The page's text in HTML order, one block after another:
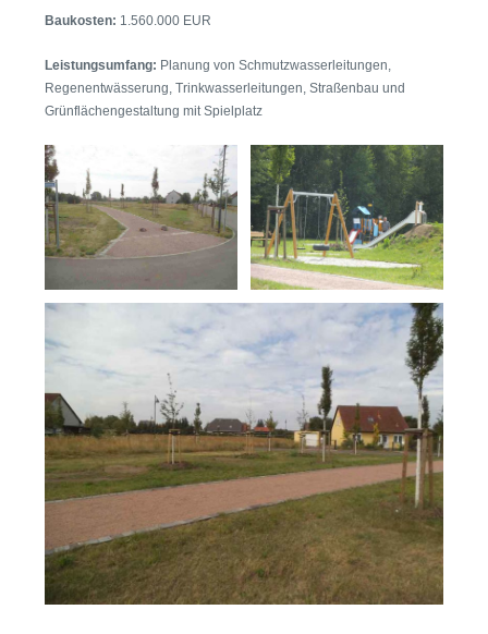
Baukosten: 1.560.000 EUR
Leistungsumfang: Planung von Schmutzwasserleitungen,
Regenentwässerung, Trinkwasserleitungen, Straßenbau und
Grünflächengestaltung mit Spielplatz